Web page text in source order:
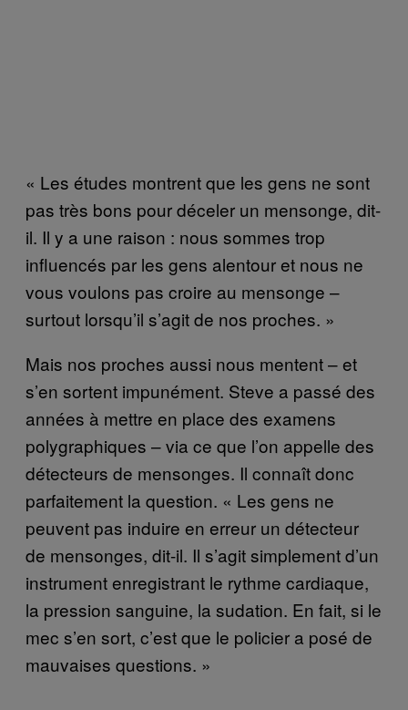
« Les études montrent que les gens ne sont
pas très bons pour déceler un mensonge, dit-
il. Il y a une raison : nous sommes trop
influencés par les gens alentour et nous ne
vous voulons pas croire au mensonge –
surtout lorsqu’il s’agit de nos proches. »
Mais nos proches aussi nous mentent – et
s’en sortent impunément. Steve a passé des
années à mettre en place des examens
polygraphiques – via ce que l’on appelle des
détecteurs de mensonges. Il connaît donc
parfaitement la question. « Les gens ne
peuvent pas induire en erreur un détecteur
de mensonges, dit-il. Il s’agit simplement d’un
instrument enregistrant le rythme cardiaque,
la pression sanguine, la sudation. En fait, si le
mec s’en sort, c’est que le policier a posé de
mauvaises questions. »